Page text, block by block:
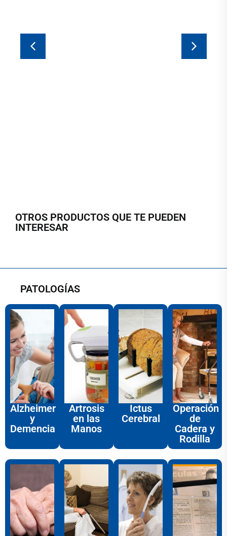
OTROS PRODUCTOS QUE TE PUEDEN
INTERESAR
PATOLOGÍAS
Alzheimer
y
Demencia
Artrosis
en las
Manos
Ictus
Cerebral
Operación
de
Cadera y
Rodilla